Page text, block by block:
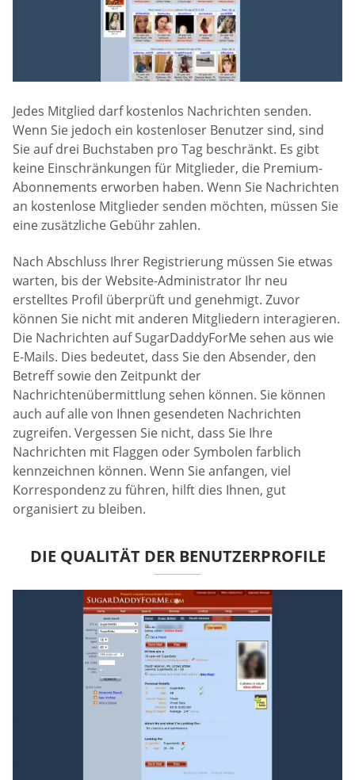
Jedes Mitglied darf kostenlos Nachrichten senden.
Wenn Sie jedoch ein kostenloser Benutzer sind, sind
Sie auf drei Buchstaben pro Tag beschränkt. Es gibt
keine Einschränkungen für Mitglieder, die Premium-
Abonnements erworben haben. Wenn Sie Nachrichten
an kostenlose Mitglieder senden möchten, müssen Sie
eine zusätzliche Gebühr zahlen.
Nach Abschluss Ihrer Registrierung müssen Sie etwas
warten, bis der Website-Administrator Ihr neu
erstelltes Profil überprüft und genehmigt. Zuvor
können Sie nicht mit anderen Mitgliedern interagieren.
Die Nachrichten auf SugarDaddyForMe sehen aus wie
E-Mails. Dies bedeutet, dass Sie den Absender, den
Betreff sowie den Zeitpunkt der
Nachrichtenübermittlung sehen können. Sie können
auch auf alle von Ihnen gesendeten Nachrichten
zugreifen. Vergessen Sie nicht, dass Sie Ihre
Nachrichten mit Flaggen oder Symbolen farblich
kennzeichnen können. Wenn Sie anfangen, viel
Korrespondenz zu führen, hilft dies Ihnen, gut
organisiert zu bleiben.
DIE QUALITÄT DER BENUTZERPROFILE